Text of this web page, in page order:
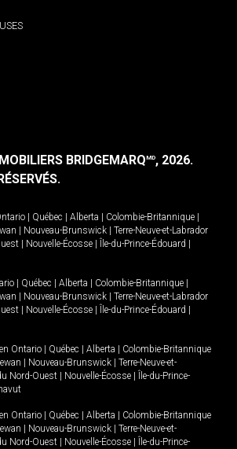
BRIDGEMARQMD, 2026.
Québec Alberta Colombie-Britannique
Nouveau-Brunswick
Terre-Neuve-et-Labrador
Nouvelle-Écosse Île-du-Prince-Édouard
Québec Alberta Colombie-Britannique
Nouveau-Brunswick
Terre-Neuve-et-Labrador
Nouvelle-Écosse Île-du-Prince-Édouard
Ontario Québec Alberta
Colombie-Britannique
Nouveau-Brunswick
Terre-Neuve-et-
Nord-Ouest Nouvelle-Écosse
Île-du-Prince-
Ontario Québec Alberta
Colombie-Britannique
Nouveau-Brunswick
Terre-Neuve-et-
Nord-Ouest Nouvelle-Écosse
Île-du-Prince-